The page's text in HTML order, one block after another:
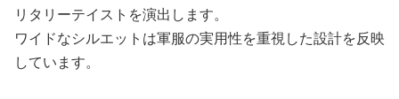
リタリーテイストを演出します。
ワイドなシルエットは軍服の実用性を重視した設計を反映
しています。